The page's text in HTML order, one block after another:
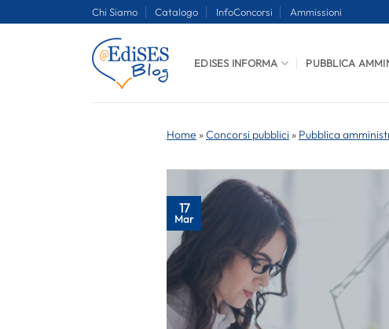
Chi Siamo Catalogo InfoConcorsi Ammissioni
EDISES INFORMA PUBBLICA
Home »Concorsi pubblici » Pubblica
17
Mar